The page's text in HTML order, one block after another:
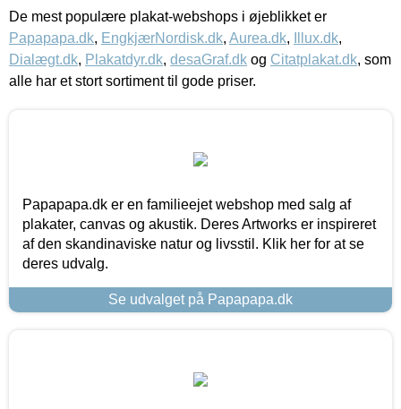
De mest populære plakat-webshops i øjeblikket er
Papapapa.dk, EngkjærNordisk.dk, Aurea.dk, Illux.dk,
Dialægt.dk, Plakatdyr.dk, desaGraf.dk og Citatplakat.dk, som
alle har et stort sortiment til gode priser.
Papapapa.dk er en familieejet webshop med salg af
plakater, canvas og akustik. Deres Artworks er inspireret
af den skandinaviske natur og livsstil. Klik her for at se
deres udvalg.
Se udvalget på Papapapa.dk